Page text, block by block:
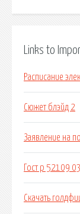
Links to
Расписание
Сюжет блэйд 2
Заявление на
Гост р 52109
Скачать